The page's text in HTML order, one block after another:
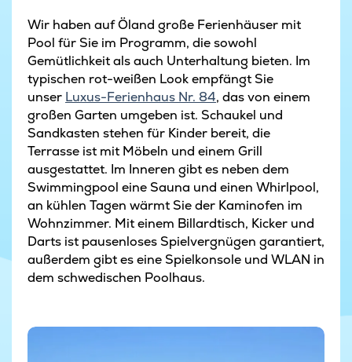
Wir haben auf Öland große Ferienhäuser mit
Pool für Sie im Programm, die sowohl
Gemütlichkeit als auch Unterhaltung bieten. Im
typischen rot-weißen Look empfängt Sie
unser Luxus-Ferienhaus Nr. 84, das von einem
großen Garten umgeben ist. Schaukel und
Sandkasten stehen für Kinder bereit, die
Terrasse ist mit Möbeln und einem Grill
ausgestattet. Im Inneren gibt es neben dem
Swimmingpool eine Sauna und einen Whirlpool,
an kühlen Tagen wärmt Sie der Kaminofen im
Wohnzimmer. Mit einem Billardtisch, Kicker und
Darts ist pausenloses Spielvergnügen garantiert,
außerdem gibt es eine Spielkonsole und WLAN in
dem schwedischen Poolhaus.